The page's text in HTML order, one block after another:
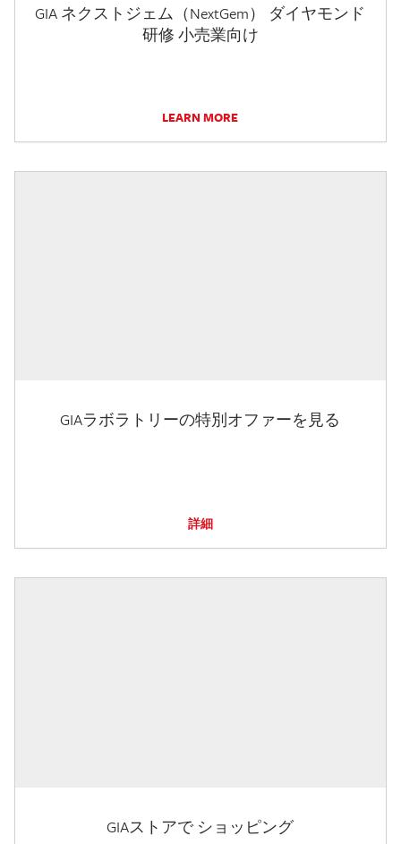
GIA ネクストジェム（NextGem） ダイヤモンド
研修 小売業向け
LEARN MORE
GIAラボラトリーの特別オファーを見る
詳細
GIAストアで ショッピング